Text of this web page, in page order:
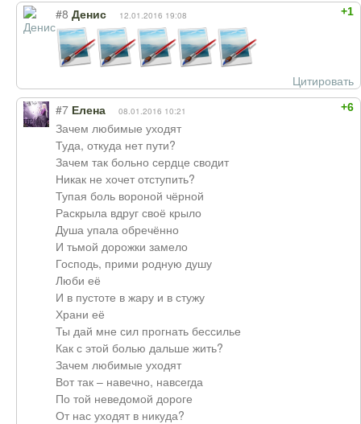
+1
#8 Денис 12.01.2016 19:08
Цитировать
+6
#7 Елена 08.01.2016 10:21
Зачем любимые уходят
Туда, откуда нет пути?
Зачем так больно сердце сводит
Никак не хочет отступить?
Тупая боль вороной чёрной
Раскрыла вдруг своё крыло
Душа упала обречённо
И тьмой дорожки замело
Господь, прими родную душу
Люби её
И в пустоте в жару и в стужу
Храни её
Ты дай мне сил прогнать бессилье
Как с этой болью дальше жить?
Зачем любимые уходят
Вот так – навечно, навсегда
По той неведомой дороге
От нас уходят в никуда?